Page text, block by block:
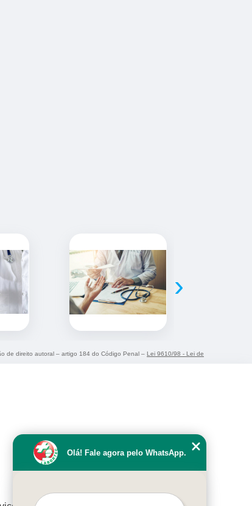
›
de direito autoral – artigo 184 do Código Penal – Lei 9610/98 - Lei de
Olá! Fale agora pelo WhatsApp.